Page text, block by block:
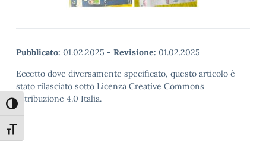
Attiva/disattiva alto contrasto
Attiva/disattiva dimensione testo
Pubblicato: 01.02.2025 - Revisione: 01.02.2025
Eccetto dove diversamente specificato, questo articolo è
stato rilasciato sotto Licenza Creative Commons
Attribuzione 4.0 Italia.